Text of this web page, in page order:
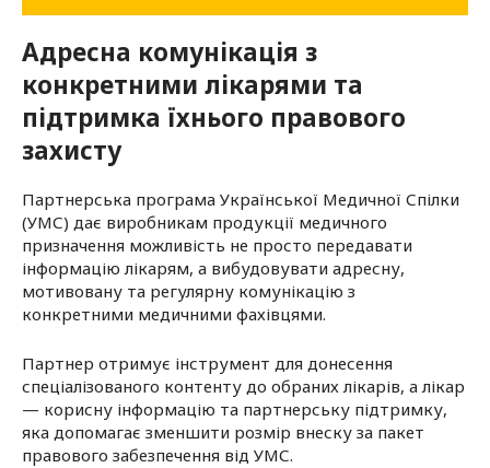
Юридичний захист медиків
Власний кабінет для членів УМС
Адресна комунікація з
конкретними лікарями та
підтримка їхнього правового
захисту
Партнерська програма Української Медичної Спілки
(УМС) дає виробникам продукції медичного
призначення можливість не просто передавати
інформацію лікарям, а вибудовувати адресну,
мотивовану та регулярну комунікацію з
конкретними медичними фахівцями.
Партнер отримує інструмент для донесення
спеціалізованого контенту до обраних лікарів, а лікар
— корисну інформацію та партнерську підтримку,
яка допомагає зменшити розмір внеску за пакет
правового забезпечення від УМС.